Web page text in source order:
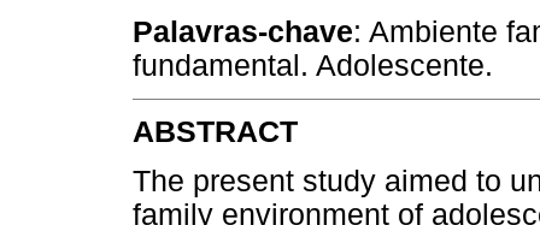
Palavras-chave: Ambiente
fundamental. Adolescente.
ABSTRACT
The present study aimed to
family environment of